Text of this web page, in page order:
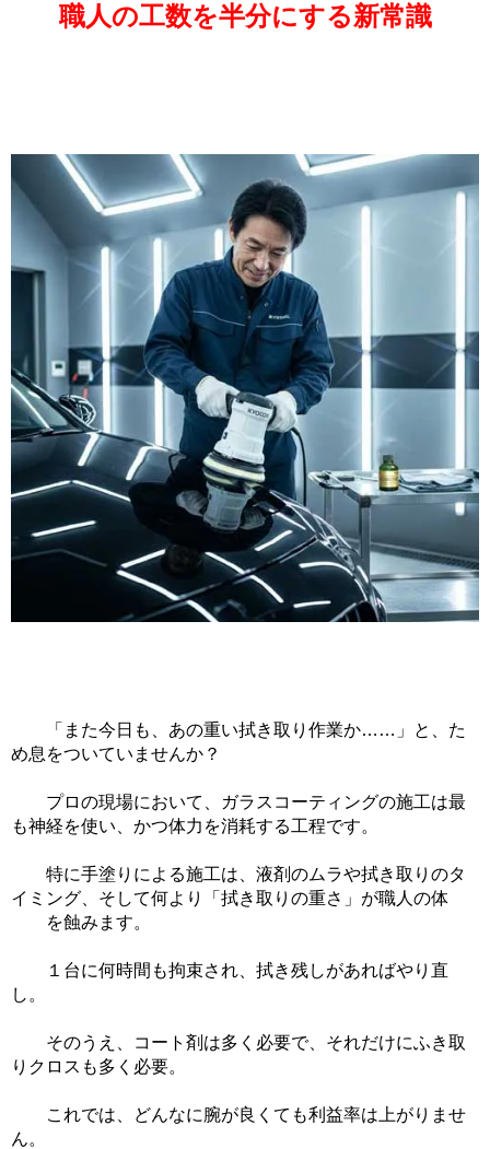
職人の工数を半分にする新常識
「また今日も、あの重い拭き取り作業か……」と、た
め息をついていませんか？
プロの現場において、ガラスコーティングの施工は最
も神経を使い、かつ体力を消耗する工程です。
特に手塗りによる施工は、液剤のムラや拭き取りのタ
イミング、そして何より「拭き取りの重さ」が職人の体
を蝕みます。
１台に何時間も拘束され、拭き残しがあればやり直
し。
そのうえ、コート剤は多く必要で、それだけにふき取
りクロスも多く必要。
これでは、どんなに腕が良くても利益率は上がりませ
ん。